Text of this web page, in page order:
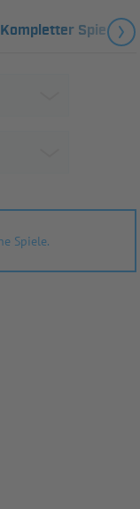
Kompletter Spielplan
Spiele.